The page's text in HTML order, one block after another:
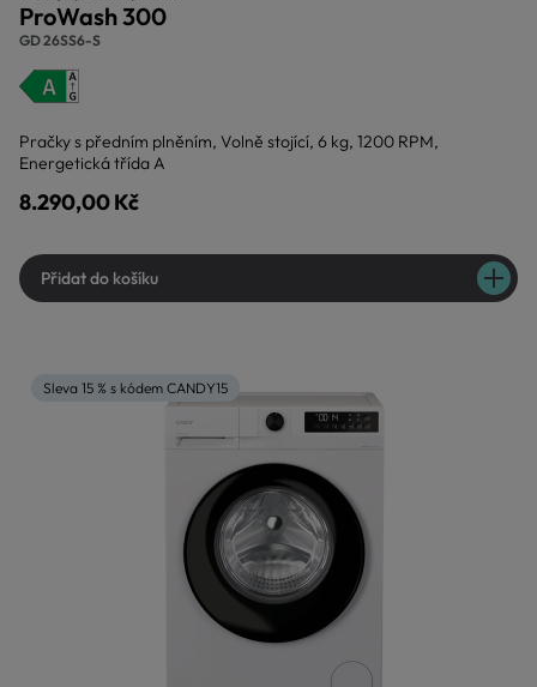
ProWash 300
GD 26SS6-S
Pračky s předním plněním, Volně stojící, 6 kg, 1200 RPM,
Energetická třída A
8.290,00 Kč
Přidat do košíku
Sleva 15 % s kódem CANDY15